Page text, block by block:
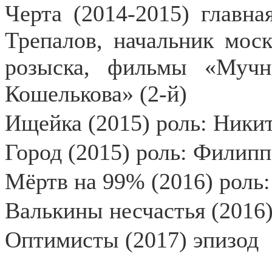
Черта (2014-2015)
Трепалов, начальник
розыска, фильмы
Кошелькова» (2-й)
Ищейка (2015) роль:
Город (2015) роль:
Мёртв на 99% (2016)
Валькины несчастья
Оптимисты (2017) эпизод